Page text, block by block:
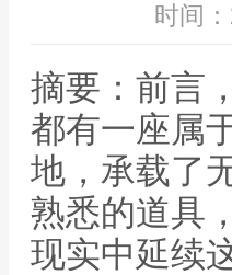
时间
摘要：前言
都有一座属
地，承载了
熟悉的道具
现实中延续